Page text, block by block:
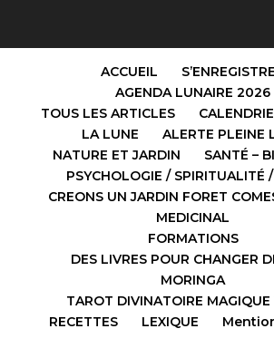
ACCUEIL
AGENDA LUNAIRE 2026
TOUS LES ARTICLES
LA LUNE
ALERTE PLEINE
NATURE ET JARDIN
SANTÉ –
PSYCHOLOGIE / SPIRITUALITÉ
CREONS UN JARDIN FORET
MEDICINAL
FORMATIONS
DES LIVRES POUR CHANGER
MORINGA
TAROT DIVINATOIRE
RECETTES
LEXIQUE